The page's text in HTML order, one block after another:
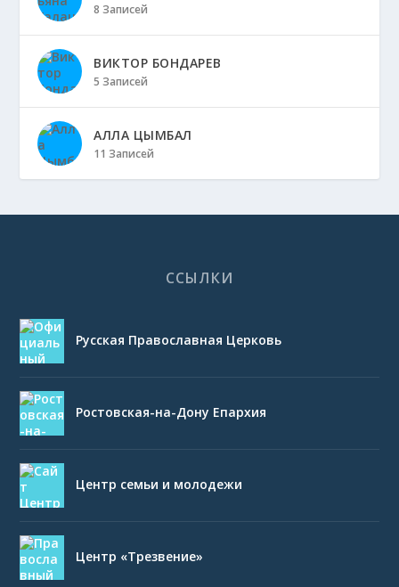
8 Записей
ВИКТОР БОНДАРЕВ
5 Записей
АЛЛА ЦЫМБАЛ
11 Записей
ССЫЛКИ
Русская Православная Церковь
Ростовская-на-Дону Епархия
Центр семьи и молодежи
Центр «Трезвение»